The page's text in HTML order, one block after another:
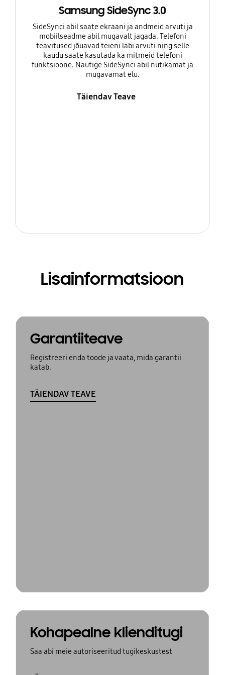
Samsung SideSync 3.0
SideSynci abil saate ekraani ja andmeid arvuti ja
mobiilseadme abil mugavalt jagada. Telefoni
teavitused jõuavad teieni läbi arvuti ning selle
kaudu saate kasutada ka mitmeid telefoni
funktsioone. Nautige SideSynci abil nutikamat ja
mugavamat elu.
Täiendav Teave
Lisainformatsioon
Garantiiteave
Registreeri enda toode ja vaata, mida garantii
katab.
TÄIENDAV TEAVE
Kohapealne klienditugi
Saa abi meie autoriseeritud tugikeskustest